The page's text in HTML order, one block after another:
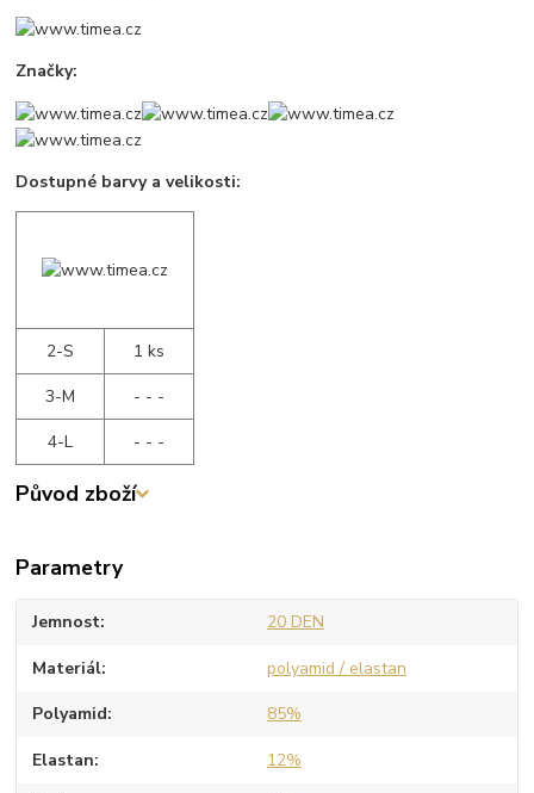
Značky:
Dostupné barvy a velikosti:
2-S
1 ks
3-M
- - -
4-L
- - -
Původ zboží
Parametry
Jemnost 20 DEN
Materiál polyamid / elastan
Polyamid 85%
Elastan 12%